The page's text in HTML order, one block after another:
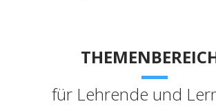
für Lehrende und